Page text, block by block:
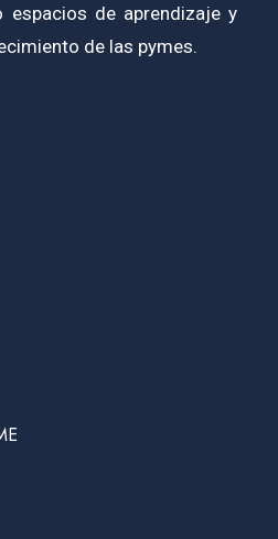
espacios de aprendizaje y
de las pymes.